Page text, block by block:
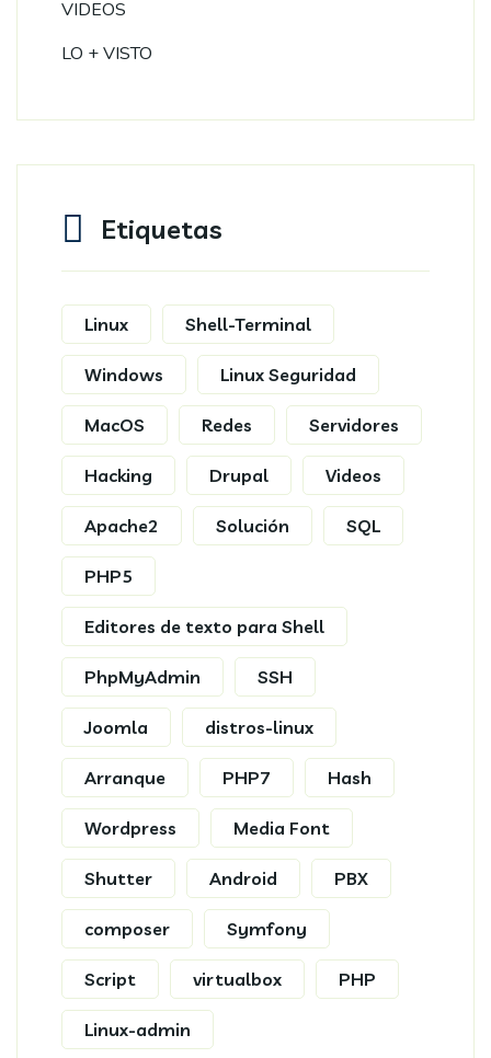
VIDEOS
LO + VISTO
Etiquetas
Linux Shell-Terminal
Windows Linux Seguridad
MacOS Redes Servidores
Hacking Drupal Videos
Apache2 Solución SQL
PHP5
Editores de texto para Shell
PhpMyAdmin SSH
Joomla distros-linux
Arranque PHP7 Hash
Wordpress Media Font
Shutter Android PBX
composer Symfony
Script virtualbox PHP
Linux-admin